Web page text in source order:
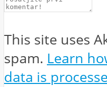
This site uses
spam. Learn
data is